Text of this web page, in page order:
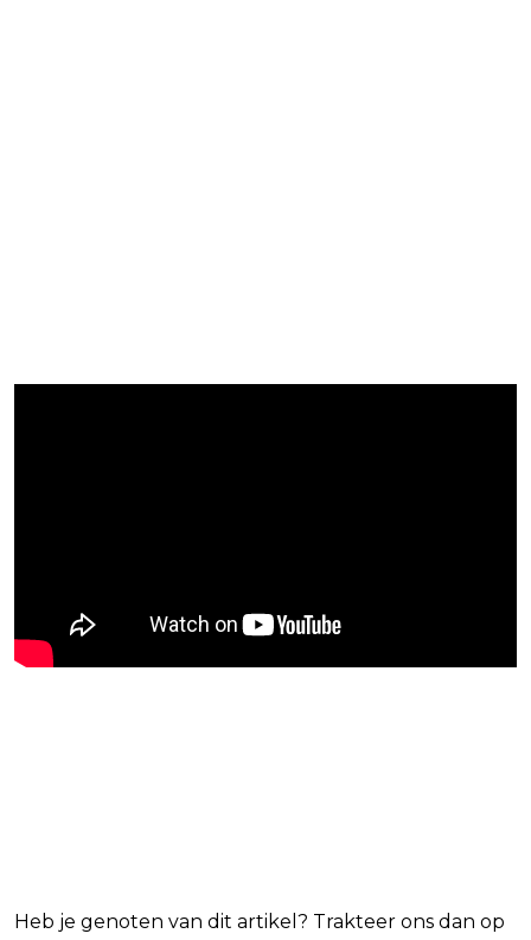
Heb je genoten van dit artikel? Trakteer ons dan op